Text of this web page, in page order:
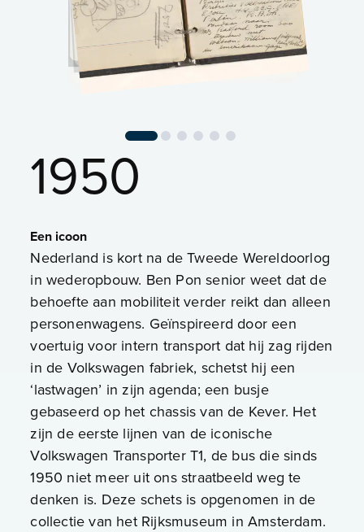
1950
Een icoon
Nederland is kort na de Tweede Wereldoorlog
in wederopbouw. Ben Pon senior weet dat de
behoefte aan mobiliteit verder reikt dan alleen
personenwagens. Geïnspireerd door een
voertuig voor intern transport dat hij zag rijden
in de Volkswagen fabriek, schetst hij een
‘lastwagen’ in zijn agenda; een busje
gebaseerd op het chassis van de Kever. Het
zijn de eerste lijnen van de iconische
Volkswagen Transporter T1, de bus die sinds
1950 niet meer uit ons straatbeeld weg te
denken is. Deze schets is opgenomen in de
collectie van het Rijksmuseum in Amsterdam.